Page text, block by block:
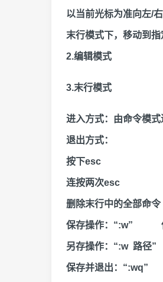
以当前光标为准向左/
末行模式下，移动到
2.编辑模式
3.末行模式
进入方式：由命令模
退出方式：
按下esc
连按两次esc
删除末行中的全部命令
保存操作：“:w”
另存操作：“:w 路径
保存并退出：“:wq”